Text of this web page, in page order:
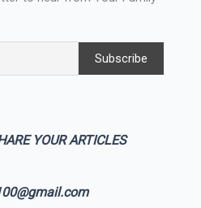
YOUR ARTICLES